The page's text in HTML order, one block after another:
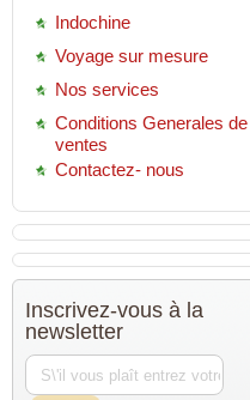
Indochine
Voyage sur mesure
Nos services
Conditions Generales de
ventes
Contactez- nous
Inscrivez-vous à la
newsletter